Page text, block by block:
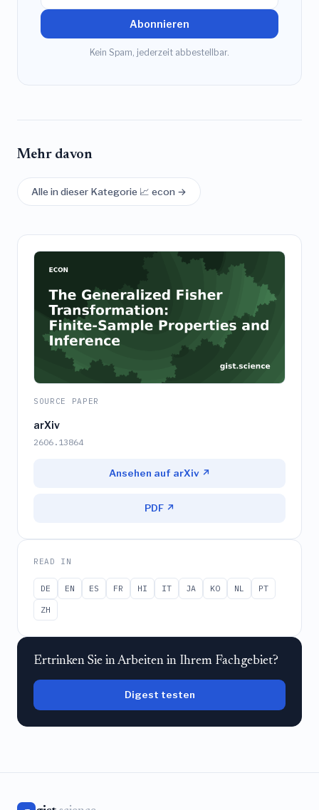
Abonnieren
Kein Spam, jederzeit abbestellbar.
Mehr davon
Alle in dieser Kategorie 📈 econ →
SOURCE PAPER
arXiv
2606.13864
Ansehen auf arXiv ↗
PDF ↗
READ IN
DE EN ES FR HI IT JA KO NL
PT
ZH
Ertrinken Sie in Arbeiten in Ihrem Fachgebiet?
Digest testen